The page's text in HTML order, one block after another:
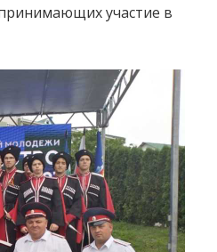
участие в